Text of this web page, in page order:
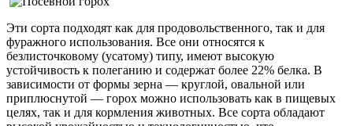
Эти сорта подходят как для продовольственного, так и для
фуражного использования. Все они относятся к
безлисточковому (усатому) типу, имеют высокую
устойчивость к полеганию и содержат более 22% белка. В
зависимости от формы зерна — круглой, овальной или
приплюснутой — горох можно использовать как в пищевых
целях, так и для кормления животных. Все сорта обладают